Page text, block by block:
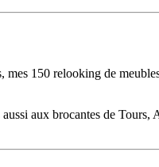
150 relooking de
aux brocantes de